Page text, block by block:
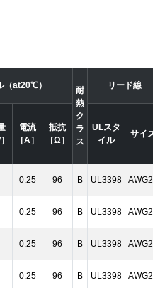
（at20℃）
耐
熱
ク
ラ
ス
リード線
電流
［A］
抵抗
［Ω］
ULスタ
イル
サイ
0.25 96 B UL3398
0.25 96 B UL3398
0.25 96 B UL3398
0.25 96 B UL3398